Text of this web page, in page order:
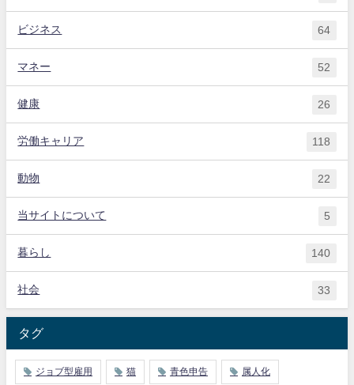
ビジネス 64
マネー 52
健康 26
労働キャリア 118
動物 22
当サイトについて 5
暮らし 140
社会 33
タグ
ジョブ型雇用 猫 青色申告 属人化